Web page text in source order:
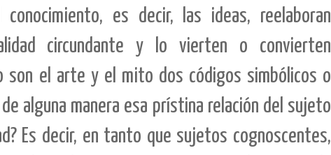
es decir, las ideas, reelaboran
circundante y lo vierten o convierten
son el arte y el mito dos códigos simbólicos o
alguna manera esa prístina relación del sujeto
Es decir, en tanto que sujetos cognoscentes,